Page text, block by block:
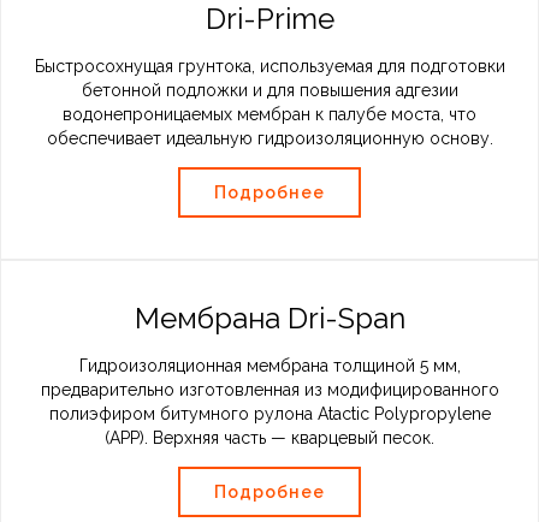
Dri-Prime
Быстросохнущая грунтока, используемая для подготовки
бетонной подложки и для повышения адгезии
водонепроницаемых мембран к палубе моста, что
обеспечивает идеальную гидроизоляционную основу.
Подробнее
Мембрана Dri-Span
Гидроизоляционная мембрана толщиной 5 мм,
предварительно изготовленная из модифицированного
полиэфиром битумного рулона Atactic Polypropylene
(APP). Верхняя часть — кварцевый песок.
Подробнее